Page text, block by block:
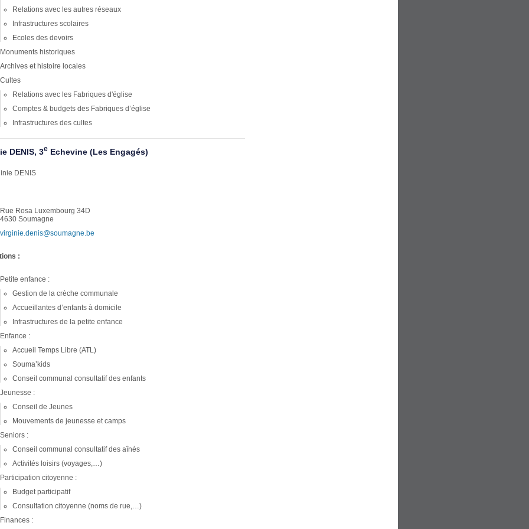
Relations avec les autres réseaux
Infrastructures scolaires
Ecoles des devoirs
Monuments historiques
Archives et histoire locales
Cultes
Relations avec les Fabriques d'église
Comptes & budgets des Fabriques d’église
Infrastructures des cultes
DENIS, 3e Echevine (Les Engagés)
Rue Rosa Luxembourg 34D
4630 Soumagne
virginie.denis@soumagne.be
:
Petite enfance :
Gestion de la crèche communale
Accueillantes d’enfants à domicile
Infrastructures de la petite enfance
Enfance :
Accueil Temps Libre (ATL)
Souma’kids
Conseil communal consultatif des enfants
Jeunesse :
Conseil de Jeunes
Mouvements de jeunesse et camps
Seniors :
Conseil communal consultatif des aînés
Activités loisirs (voyages,…)
Participation citoyenne :
Budget participatif
Consultation citoyenne (noms de rue,…)
Finances :